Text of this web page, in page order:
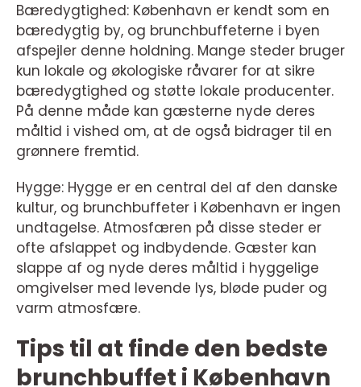
Bæredygtighed: København er kendt som en
bæredygtig by, og brunchbuffeterne i byen
afspejler denne holdning. Mange steder bruger
kun lokale og økologiske råvarer for at sikre
bæredygtighed og støtte lokale producenter.
På denne måde kan gæsterne nyde deres
måltid i vished om, at de også bidrager til en
grønnere fremtid.
Hygge: Hygge er en central del af den danske
kultur, og brunchbuffeter i København er ingen
undtagelse. Atmosfæren på disse steder er
ofte afslappet og indbydende. Gæster kan
slappe af og nyde deres måltid i hyggelige
omgivelser med levende lys, bløde puder og
varm atmosfære.
Tips til at finde den bedste
brunchbuffet i København